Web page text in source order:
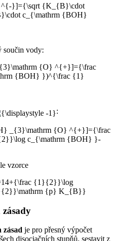
součin vody:
:
vzorce
zásady
zásad je pro přesný výpočet
disociačních stupňů, sestavit z